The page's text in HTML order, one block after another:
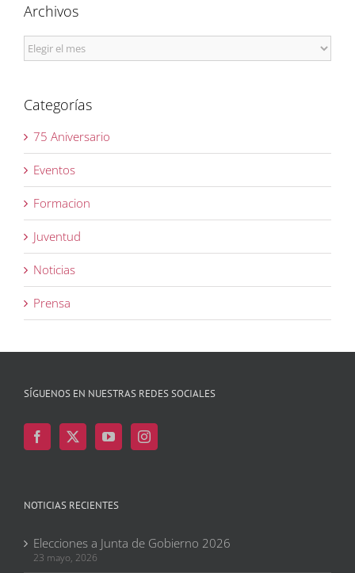
Archivos
Archivos
Categorías
75 Aniversario
Eventos
Formacion
Juventud
Noticias
Prensa
SÍGUENOS EN NUESTRAS REDES SOCIALES
NOTICIAS RECIENTES
Elecciones a Junta de Gobierno 2026
23 mayo, 2026